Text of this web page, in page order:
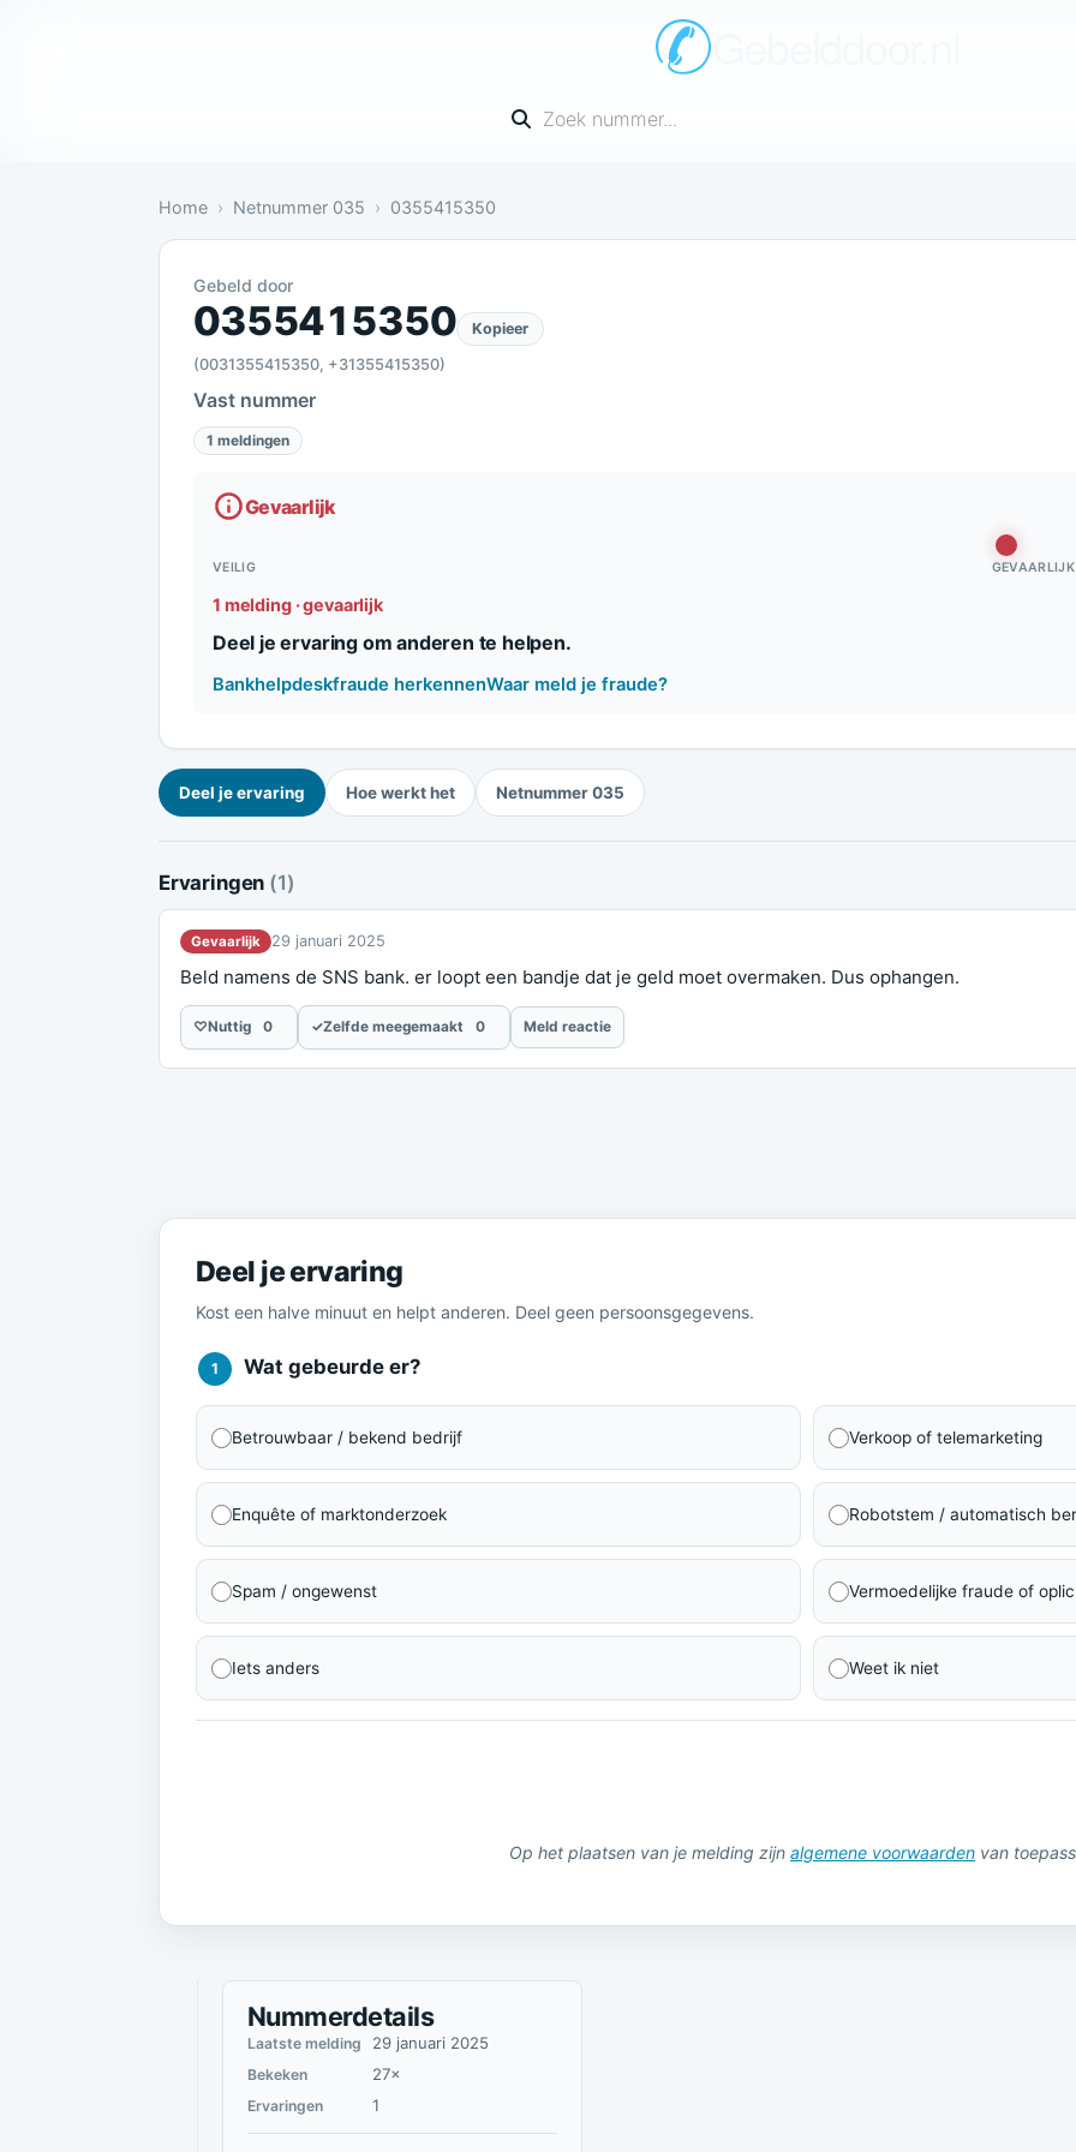
Vul een telefoonnummer in
Home Netnummer 035 0355415350
Gevaarlijk: 1 melding bevestigt dit
Gebeld door
0355415350
(0031355415350, +31355415350)
Kopieer
Vast nummer
1 meldingen
Gevaarlijk
VEILIG GEVAARLIJK
1 melding · gevaarlijk
Deel je ervaring om anderen te helpen.
Bankhelpdeskfraude herkennenWaar meld je fraude?
Deel je ervaring Hoe werkt het Netnummer 035
Ervaringen (1)
Gevaarlijk 29 januari 2025
Beld namens de SNS bank. er loopt een bandje dat je geld moet overmaken. Dus ophangen.
♡Nuttig 0 ✓Zelfde meegemaakt 0 Meld reactie
Deel je ervaring
Kost een halve minuut en helpt anderen. Deel geen persoonsgegevens.
1 Wat gebeurde er?
Betrouwbaar / bekend bedrijf Verkoop of telemarketing
Enquête of marktonderzoek Robotstem / automatisch
Spam / ongewenst Vermoedelijke fraude of
Iets anders Weet ik niet
Op het plaatsen van je melding zijn algemene voorwaarden van
Nummerdetails
Laatste melding 29 januari 2025
Bekeken 27×
Ervaringen 1